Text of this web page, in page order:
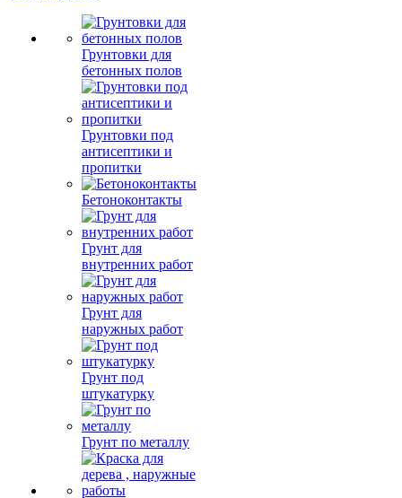
Грунтовки для
бетонных полов
Грунтовки под
антисептики и
пропитки
Бетоноконтакты
Грунт для
внутренних работ
Грунт для
наружных работ
Грунт под
штукатурку
Грунт по металлу